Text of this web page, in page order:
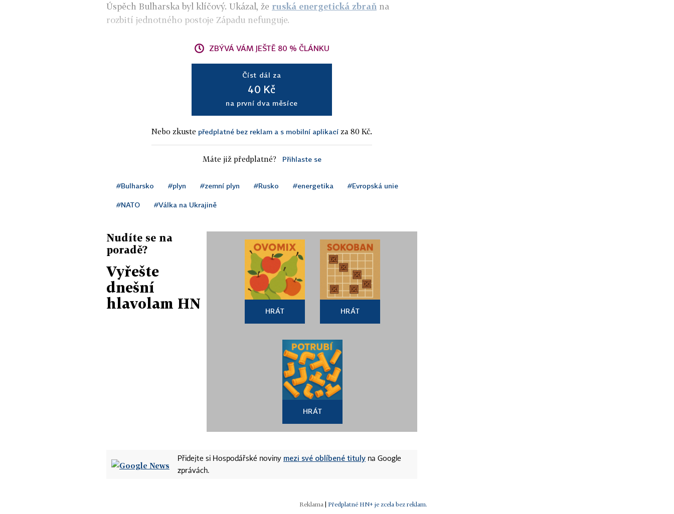
Úspěch Bulharska byl klíčový. Ukázal, že ruská energetická zbraň na
rozbití jednotného postoje Západu nefunguje.
ZBÝVÁ VÁM JEŠTĚ 80 % ČLÁNKU
Číst dál za
40 Kč
na první dva měsíce
Nebo zkuste předplatné bez reklam a s mobilní aplikací za 80 Kč.
Máte již předplatné? Přihlaste se
#Bulharsko #plyn #zemní plyn #Rusko #energetika #Evropská unie
#NATO #Válka na Ukrajině
Nudíte se na
poradě?
Vyřešte
dnešní
hlavolam HN
HRÁT HRÁT
HRÁT
Přidejte si Hospodářské noviny mezi své oblíbené tituly na Google
zprávách.
| Předplatné HN+ je zcela bez reklam.